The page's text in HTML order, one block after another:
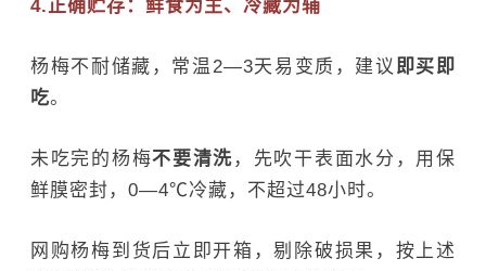
4.正确贮存：鲜食为主、冷藏为辅
杨梅不耐储藏，常温2—3天易变质，建议 即买即
吃。
未吃完的杨梅不要清洗 ，先吹干表面水分，用保
鲜膜密封，0—4℃冷藏，不超过48小时。
网购杨梅到货后立即开箱，剔除破损果，按上述